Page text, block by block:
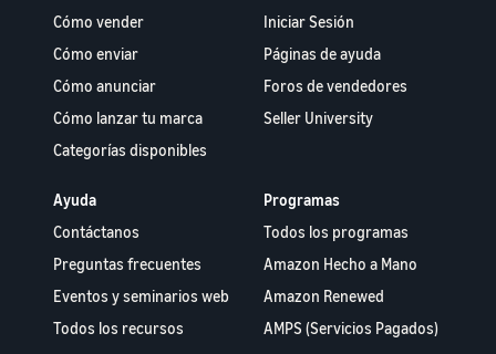
Cómo vender
Cómo enviar
Cómo anunciar
Cómo lanzar tu marca
Categorías disponibles
Iniciar Sesión
Páginas de ayuda
Foros de vendedores
Seller University
Ayuda
Contáctanos
Preguntas frecuentes
Eventos y seminarios web
Todos los recursos
Programas
Todos los programas
Amazon Hecho a Mano
Amazon Renewed
AMPS (Servicios Pagados)